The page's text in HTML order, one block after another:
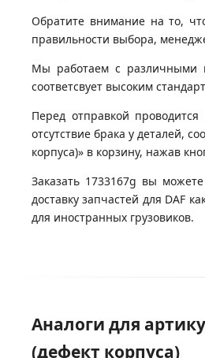
Обратите внимание на то,
правильности выбора,
Мы работаем с различными
соответсвует высоким
Перед отправкой
отсутствие брака у деталей,
корпуса)» в корзину, нажав
Заказать 1733167g вы
доставку запчастей для DAF
для иностранных грузовиков.
Аналоги для
(дефект корпуса)